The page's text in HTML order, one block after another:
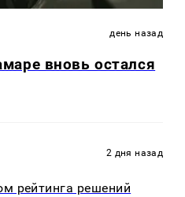
день назад
вновь остался
2 дня назад
рейтинга решений